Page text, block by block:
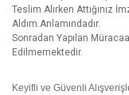
Teslim Alırken Attığınız
Aldım.Anlamındadır.
Sonradan Yapılan
Edilmemektedir.
Keyifli ve Güvenli